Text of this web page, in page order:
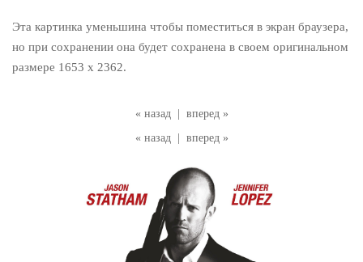
« назад
вперед »
« назад
вперед »
Эта картинка уменьшина чтобы поместиться в экран браузера,
но при сохранении она будет сохранена в своем оригинальном
размере 1653 x 2362.